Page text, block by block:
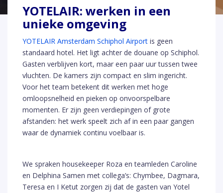
YOTELAIR: werken in een
unieke omgeving
YOTELAIR Amsterdam Schiphol Airport is geen
standaard hotel. Het ligt achter de douane op Schiphol.
Gasten verblijven kort, maar een paar uur tussen twee
vluchten. De kamers zijn compact en slim ingericht.
Voor het team betekent dit werken met hoge
omloopsnelheid en pieken op onvoorspelbare
momenten. Er zijn geen verdiepingen of grote
afstanden: het werk speelt zich af in een paar gangen
waar de dynamiek continu voelbaar is.
We spraken housekeeper Roza en teamleden Caroline
en Delphina Samen met collega’s: Chymbee, Dagmara,
Teresa en I Ketut zorgen zij dat de gasten van Yotel